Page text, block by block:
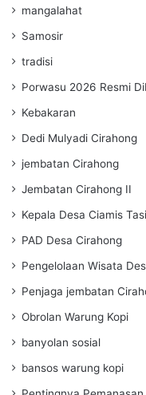
mangalahat
Samosir
tradisi
Porwasu 2026 Resmi
Kebakaran
Dedi Mulyadi Cirahong
jembatan Cirahong
Jembatan Cirahong II
Kepala Desa Ciamis
PAD Desa Cirahong
Pengelolaan Wisata
Penjaga jembatan
Obrolan Warung Kopi
banyolan sosial
bansos warung kopi